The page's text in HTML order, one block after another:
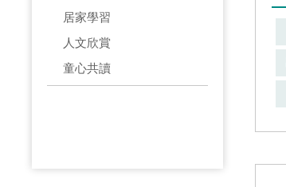
居家學習
人文欣賞
童心共讀